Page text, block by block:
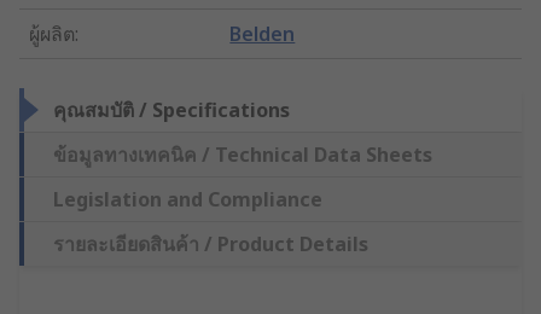
ผู้ผลิต: Belden
คุณสมบัติ / Specifications
ข้อมูลทางเทคนิค / Technical Data Sheets
Legislation and Compliance
รายละเอียดสินค้า / Product Details